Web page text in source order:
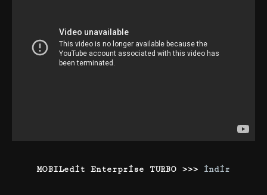
MOBILedit Enterprise TURBO >>> İndir